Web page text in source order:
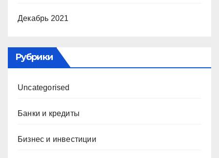
Декабрь 2021
Рубрики
Uncategorised
Банки и кредиты
Бизнес и инвестиции